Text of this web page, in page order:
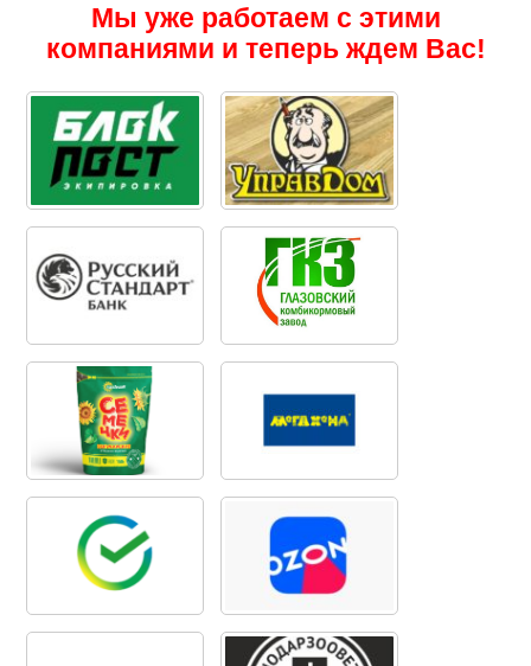
Мы уже работаем с этими
компаниями и теперь ждем Вас!